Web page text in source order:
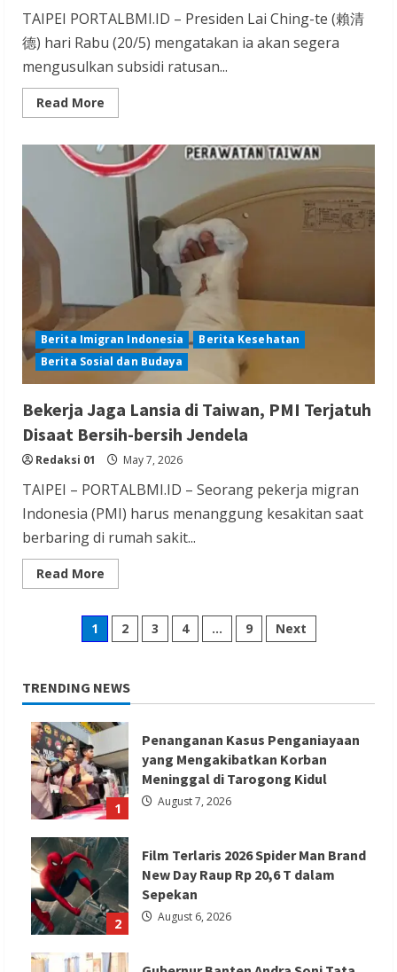
TAIPEI PORTALBMI.ID – Presiden Lai Ching-te (賴清
德) hari Rabu (20/5) mengatakan ia akan segera
mengusulkan subsidi ratusan...
Read More
more
Lai
Usulkan
Subsidi
untuk
UMKM
dan
Pengasuhan
Anak
Berita Imigran Indonesia
Berita Kesehatan
Berita Sosial dan Budaya
Bekerja Jaga Lansia di Taiwan, PMI Terjatuh
Disaat Bersih-bersih Jendela
Redaksi 01 May 7, 2026
TAIPEI – PORTALBMI.ID – Seorang pekerja migran
Indonesia (PMI) harus menanggung kesakitan saat
berbaring di rumah sakit...
Read More
more
Jaga
Lansia
di
Terjatuh
Disaat
Bersih-
bersih
Jendela
Posts
1 2 3 4 … 9 Next
TRENDING NEWS
1
Penanganan Kasus Penganiayaan
yang Mengakibatkan Korban
Meninggal di Tarogong Kidul
August 7, 2026
2
Film Terlaris 2026 Spider Man Brand
New Day Raup Rp 20,6 T dalam
Sepekan
August 6, 2026